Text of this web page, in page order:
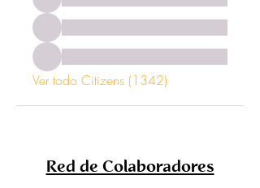
Ver todo Citizens (1342)
Red de Colaboradores